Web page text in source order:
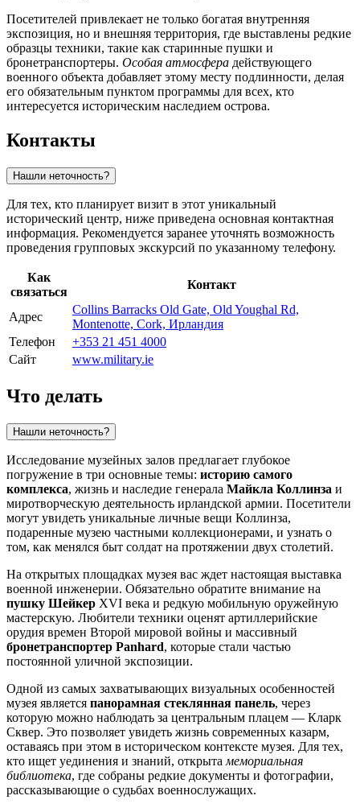
Посетителей привлекает не только богатая внутренняя
экспозиция, но и внешняя территория, где выставлены редкие
образцы техники, такие как старинные пушки и
бронетранспортеры. Особая атмосфера действующего
военного объекта добавляет этому месту подлинности, делая
его обязательным пунктом программы для всех, кто
интересуется историческим наследием острова.
Контакты
Нашли неточность?
Для тех, кто планирует визит в этот уникальный
исторический центр, ниже приведена основная контактная
информация. Рекомендуется заранее уточнять возможность
проведения групповых экскурсий по указанному телефону.
Как
связаться
Контакт
Адрес
Collins Barracks Old Gate, Old Youghal Rd,
Montenotte, Cork, Ирландия
Телефон
+353 21 451 4000
Сайт
www.military.ie
Что делать
Нашли неточность?
Исследование музейных залов предлагает глубокое
погружение в три основные темы: историю самого
комплекса, жизнь и наследие генерала Майкла Коллинза и
миротворческую деятельность ирландской армии. Посетители
могут увидеть уникальные личные вещи Коллинза,
подаренные музею частными коллекционерами, и узнать о
том, как менялся быт солдат на протяжении двух столетий.
На открытых площадках музея вас ждет настоящая выставка
военной инженерии. Обязательно обратите внимание на
пушку Шейкер XVI века и редкую мобильную оружейную
мастерскую. Любители техники оценят артиллерийские
орудия времен Второй мировой войны и массивный
бронетранспортер Panhard, которые стали частью
постоянной уличной экспозиции.
Одной из самых захватывающих визуальных особенностей
музея является панорамная стеклянная панель, через
которую можно наблюдать за центральным плацем — Кларк
Сквер. Это позволяет увидеть жизнь современных казарм,
оставаясь при этом в историческом контексте музея. Для тех,
кто ищет уединения и знаний, открыта мемориальная
библиотека, где собраны редкие документы и фотографии,
рассказывающие о судьбах военнослужащих.